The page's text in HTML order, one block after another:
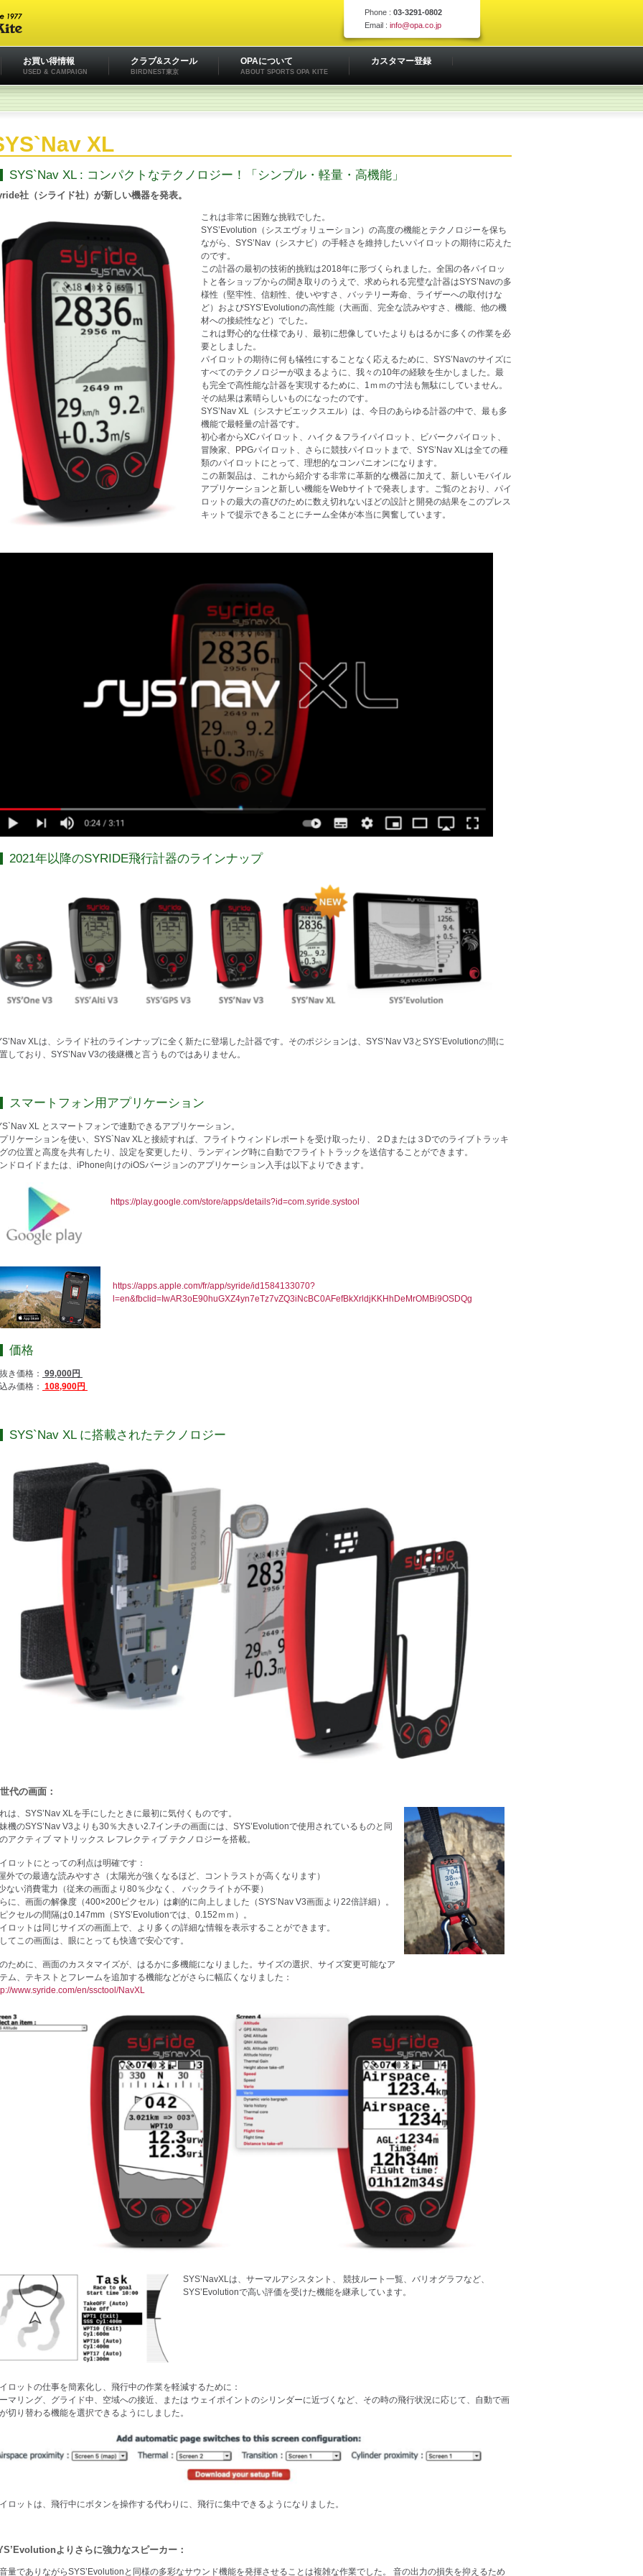
Phone : 03-3291-0802
Email : info@opa.co.jp
お買い得情報
USED & CAMPAIGN
クラブ&スクール
BIRDNEST東京
OPAについて
ABOUT SPORTS OPA KITE
カスタマー登録
XL
SYS`Nav XL : コンパクトなテクノロジー！「シンプル・軽量・高機能」
社（シライド社）が新しい機器を発表。
これは非常に困難な挑戦でした。
SYS’Evolution（シスエヴォリューション）の高度の機能とテクノロジーを保ち
ながら、SYS’Nav（シスナビ）の手軽さを維持したいパイロットの期待に応えた
のです。
この計器の最初の技術的挑戦は2018年に形づくられました。全国の各パイロッ
トと各ショップからの聞き取りのうえで、求められる完璧な計器はSYS’Navの多
様性（堅牢性、信頼性、使いやすさ、バッテリー寿命、ライザーへの取付けな
ど）およびSYS’Evolutionの高性能（大画面、完全な読みやすさ、機能、他の機
材への接続性など）でした。
これは野心的な仕様であり、最初に想像していたよりもはるかに多くの作業を必
要としました。
パイロットの期待に何も犠牲にすることなく応えるために、SYS’Navのサイズに
すべてのテクノロジーが収まるように、我々の10年の経験を生かしました。最
も完全で高性能な計器を実現するために、1ｍｍの寸法も無駄にしていません。
その結果は素晴らしいものになったのです。
SYS’Nav XL（シスナビエックスエル）は、今日のあらゆる計器の中で、最も多
機能で最軽量の計器です。
初心者からXCパイロット、ハイク＆フライパイロット、ビバークパイロット、
冒険家、PPGパイロット、さらに競技パイロットまで、SYS’Nav XLは全ての種
類のパイロットにとって、理想的なコンパニオンになります。
この新製品は、これから紹介する非常に革新的な機器に加えて、新しいモバイル
アプリケーションと新しい機能をWebサイトで発表します。ご覧のとおり、パイ
ロットの最大の喜びのために数え切れないほどの設計と開発の結果をこのプレス
キットで提示できることにチーム全体が本当に興奮しています。
2021年以降のSYRIDE飛行計器のラインナップ
XLは、シライド社のラインナップに全く新たに登場した計器です。そのポジションは、SYS’Nav V3とSYS’Evolutionの間に
しており、SYS’Nav V3の後継機と言うものではありません。
スマートフォン用アプリケーション
XL とスマートフォンで連動できるアプリケーション。
リケーションを使い、SYS`Nav XLと接続すれば、フライトウィンドレポートを受け取ったり、２Dまたは３Dでのライブトラッキ
の位置と高度を共有したり、設定を変更したり、ランディング時に自動でフライトトラックを送信することができます。
ドロイドまたは、iPhone向けのiOSバージョンのアプリケーション入手は以下よりできます。
https://play.google.com/store/apps/details?id=com.syride.systool
https://apps.apple.com/fr/app/syride/id1584133070?
l=en&fbclid=IwAR3oE90huGXZ4yn7eTz7vZQ3iNcBC0AFefBkXrldjKKHhDeMrOMBi9OSDQg
価格
き価格： 99,000円
み価格： 108,900円
SYS`Nav XL に搭載されたテクノロジー
代の画面：
は、SYS’Nav XLを手にしたときに最初に気付くものです。
機のSYS’Nav V3よりも30％大きい2.7インチの画面には、SYS’Evolutionで使用されているものと同
アクティブ マトリックス レフレクティブ テクノロジーを搭載。
ロットにとっての利点は明確です：
外での最適な読みやすさ（太陽光が強くなるほど、コントラストが高くなります）
ない消費電力（従来の画面より80％少なく、 バックライトが不要）
に、画面の解像度（400×200ピクセル）は劇的に向上しました（SYS’Nav V3画面より22倍詳細）。
クセルの間隔は0.147mm（SYS’Evolutionでは、0.152ｍｍ）。
ロットは同じサイズの画面上で、より多くの詳細な情報を表示することができます。
てこの画面は、眼にとっても快適で安心です。
ために、画面のカスタマイズが、はるかに多機能になりました。サイズの選択、サイズ変更可能なア
ム、テキストとフレームを追加する機能などがさらに幅広くなりました：
www.syride.com/en/ssctool/NavXL
SYS’NavXLは、サーマルアシスタント、 競技ルート一覧、バリオグラフなど、
SYS’Evolutionで高い評価を受けた機能を継承しています。
ロットの仕事を簡素化し、飛行中の作業を軽減するために：
マリング、グライド中、空域への接近、または ウェイポイントのシリンダーに近づくなど、その時の飛行状況に応じて、自動で画
切り替わる機能を選択できるようにしました。
ロットは、飛行中にボタンを操作する代わりに、飛行に集中できるようになりました。
よりさらに強力なスピーカー：
量でありながらSYS’Evolutionと同様の多彩なサウンド機能を発揮させることは複雑な作業でした。 音の出力の損失を抑えるため